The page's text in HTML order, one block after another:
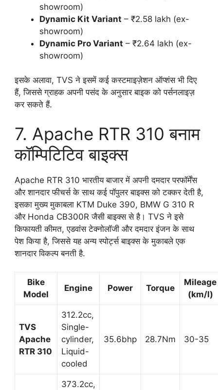
showroom)
Dynamic Kit Variant – ₹2.58 lakh (ex-
showroom)
Dynamic Pro Variant – ₹2.64 lakh (ex-
showroom)
इसके अलावा, TVS ने इसमें कई कस्टमाइज़ेशन ऑप्शंस भी दिए
हैं, जिससे ग्राहक अपनी पसंद के अनुसार बाइक को पर्सनलाइज़
कर सकते हैं.
7. Apache RTR 310 बनाम
कॉम्पिटिटिव बाइक्स
Apache RTR 310 भारतीय बाजार में अपनी दमदार परफॉर्मेंस
और शानदार फीचर्स के साथ कई पॉपुलर बाइक्स को टक्कर देती है,
इसका मुख्य मुकाबला KTM Duke 390, BMW G 310 R
और Honda CB300R जैसी बाइक्स से है। TVS ने इसे
किफायती कीमत, एडवांस टेक्नोलॉजी और दमदार इंजन के साथ
पेश किया है, जिससे यह अन्य स्पोर्ट्स बाइक्स के मुकाबले एक
शानदार विकल्प बनती है.
Bike
Model
Engine Power Torque
Mileage
(km/l)
TVS
Apache
RTR 310
312.2cc,
Single-
cylinder,
Liquid-
cooled
35.6bhp 28.7Nm 30-35
373.2cc,